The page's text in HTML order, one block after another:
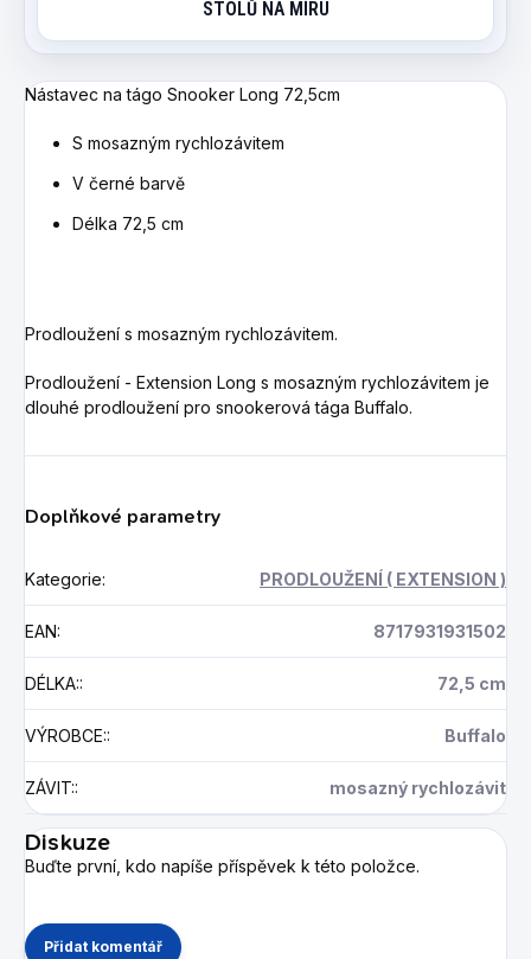
STOLŮ NA MÍRU
Nástavec na tágo Snooker Long 72,5cm
S mosazným rychlozávitem
V černé barvě
Délka 72,5 cm
Prodloužení s mosazným rychlozávitem.
Prodloužení - Extension Long s mosazným rychlozávitem je
dlouhé prodloužení pro snookerová tága Buffalo.
Doplňkové parametry
Kategorie: PRODLOUŽENÍ ( EXTENSION )
EAN: 8717931931502
DÉLKA:: 72,5 cm
VÝROBCE:: Buffalo
ZÁVIT:: mosazný rychlozávit
Diskuze
Buďte první, kdo napíše příspěvek k této položce.
Přidat komentář